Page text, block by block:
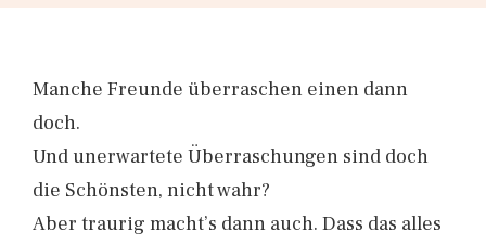
Manche Freunde überraschen einen dann
doch.
Und unerwartete Überraschungen sind doch
die Schönsten, nicht wahr?
Aber traurig macht’s dann auch. Dass das alles